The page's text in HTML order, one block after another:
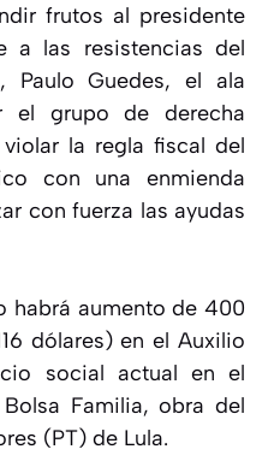
frutos al presidente
a las resistencias del
Paulo Guedes, el ala
el grupo de derecha
la regla fiscal del
con una enmienda
con fuerza las ayudas
habrá aumento de 400
dólares) en el Auxilio
social actual en el
Familia, obra del
(PT) de Lula.